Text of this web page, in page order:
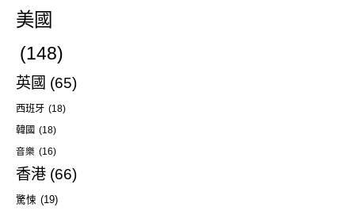
美國
(148)
英國 (65)
西班牙 (18)
韓國 (18)
音樂 (16)
香港 (66)
驚悚 (19)